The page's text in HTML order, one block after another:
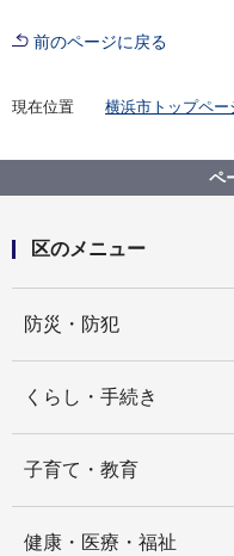
前のページに戻る
現在位置 横浜市トップペー
ISOGOフォトニ
横浜市自治会町
た
ペ
区のメニュー
防災・防犯
くらし・手続き
子育て・教育
健康・医療・福祉